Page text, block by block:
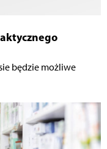
będzie możliwe